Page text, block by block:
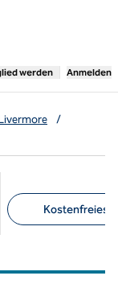
neue
werden Anmelden
/
Kostenfreies